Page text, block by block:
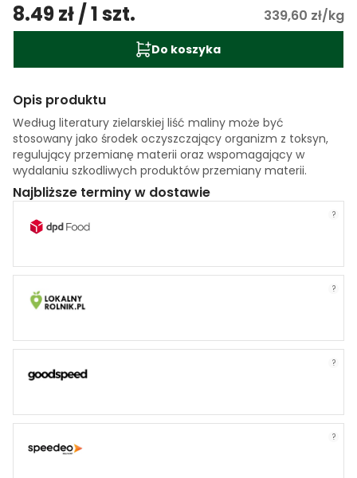
8.49 zł / 1 szt. 339,60 zł/kg
Do koszyka
Opis produktu
Według literatury zielarskiej liść maliny może być
stosowany jako środek oczyszczający organizm z toksyn,
regulujący przemianę materii oraz wspomagający w
wydalaniu szkodliwych produktów przemiany materii.
Najbliższe terminy w dostawie
?
?
?
?